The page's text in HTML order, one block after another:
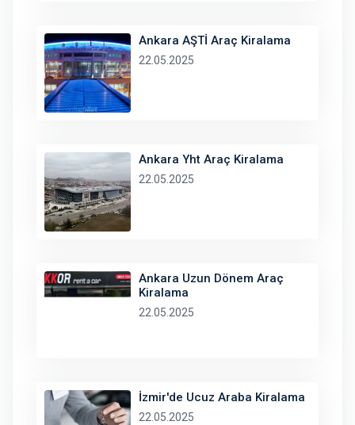
Ankara AŞTİ Araç Kiralama
22.05.2025
Ankara Yht Araç Kiralama
22.05.2025
Ankara Uzun Dönem Araç
Kiralama
22.05.2025
İzmir'de Ucuz Araba Kiralama
22.05.2025